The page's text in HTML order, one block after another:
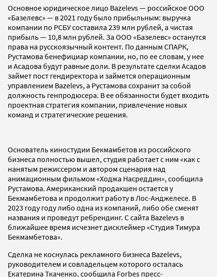
Основное юридическое лицо Вazelevs — российское ООО
«Базелевс» — в 2021 году было прибыльным: выручка
компании по РСБУ составила 239 млн рублей, а чистая
прибыль — 10,8 млн рублей. За ООО «Базелевс» останутся
права на русскоязычный контент. По данным СПАРК,
Рустамова бенефициар компании, но, по ее словам, у нее
и Асадова будут равные доли. В результате сделки Асадов
займет пост гендиректора и займется операционным
управлением Bazelevs, а Рустамова сохранит за собой
должность генпродюсера. В ее обязанности будет входить
проектная стратегия компании, привлечение новых
команд и стратегические решения.
Основатель киностудии Бекмамбетов из российского
бизнеса полностью вышел, студия работает с ним «как с
нанятым режиссером и автором сценария над
анимационным фильмом «Ходжа Насреддин», сообщила
Рустамова. Американский продакшен остается у
Бекмамбетова и продолжит работу в Лос-Анджелесе. В
2023 году году либо одна из компаний, либо обе сменят
названия и проведут ребрендинг. С сайта Bazelevs в
ближайшее время исчезнет дисклеймер «Студия Тимура
Бекмамбетова».
Сделка не коснулась рекламного бизнеса Bazelevs,
руководителем и совладельцем которого осталась
Екатерина Ткаченко, сообщила Forbes пресс-